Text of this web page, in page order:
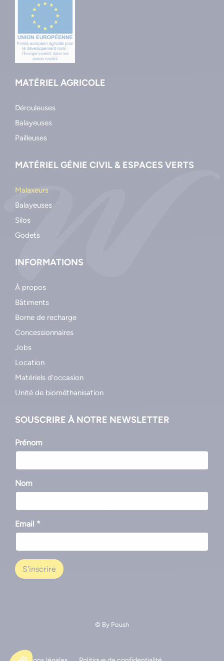
MATÉRIEL AGRICOLE
Dérouleuses
Balayeuses
Pailleuses
MATÉRIEL GÉNIE CIVIL & ESPACES VERTS
Malaxeurs
Balayeuses
Silos
Godets
INFORMATIONS
À propos
Bâtiments
Borne de recharge
Concessionnaires
Jobs
Location
Matériels d’occasion
Unité de biométhanisation
SOUSCRIRE À NOTRE NEWSLETTER
Prénom
Nom
Email *
© By Poush